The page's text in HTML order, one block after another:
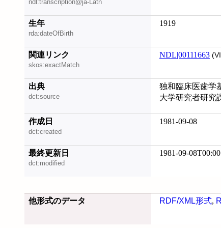
ndl:transcription@ja-Latn
生年
rda:dateOfBirth
1919
関連リンク
skos:exactMatch
NDL|00111663
出典
dct:source
独和臨床医歯学
大学研究者研究
作成日
dct:created
1981-09-08
最終更新日
dct:modified
1981-09-
他形式のデータ RDF/XML形式,